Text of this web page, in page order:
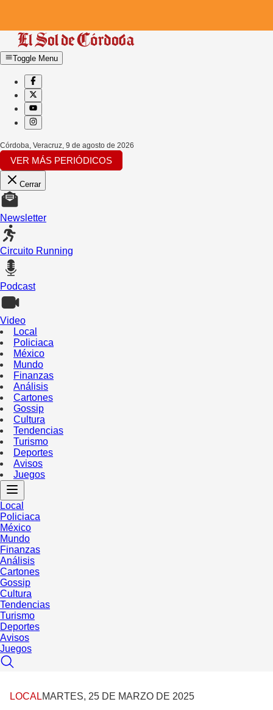
Toggle Menu
Córdoba, Veracruz 9 de agosto de 2026
VER MÁS PERIÓDICOS
Cerrar
Newsletter
Circuito Running
Podcast
Video
Local
Policiaca
México
Mundo
Finanzas
Análisis
Cartones
Gossip
Cultura
Tendencias
Turismo
Deportes
Avisos
Juegos
Local
Policiaca
México
Mundo
Finanzas
Análisis
Cartones
Gossip
Cultura
Tendencias
Turismo
Deportes
Avisos
Juegos
LOCALMARTES, 25 DE MARZO DE 2025